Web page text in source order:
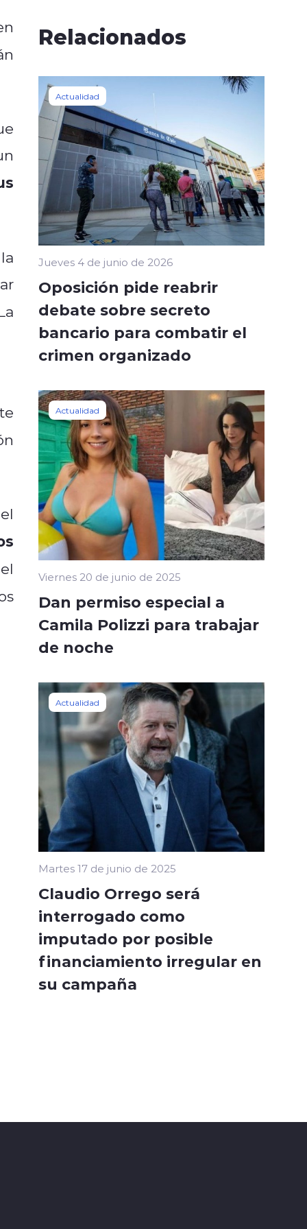
Relacionados
Actualidad
Jueves 4 de junio de 2026
Oposición pide reabrir
debate sobre secreto
bancario para combatir el
crimen organizado
Actualidad
Viernes 20 de junio de 2025
Dan permiso especial a
Camila Polizzi para trabajar
de noche
Actualidad
Martes 17 de junio de 2025
Claudio Orrego será
interrogado como
imputado por posible
financiamiento irregular en
su campaña